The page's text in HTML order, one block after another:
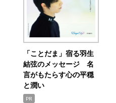
「ことだま」宿る羽生
結弦のメッセージ 名
言がもたらす心の平穏
と潤い
PR